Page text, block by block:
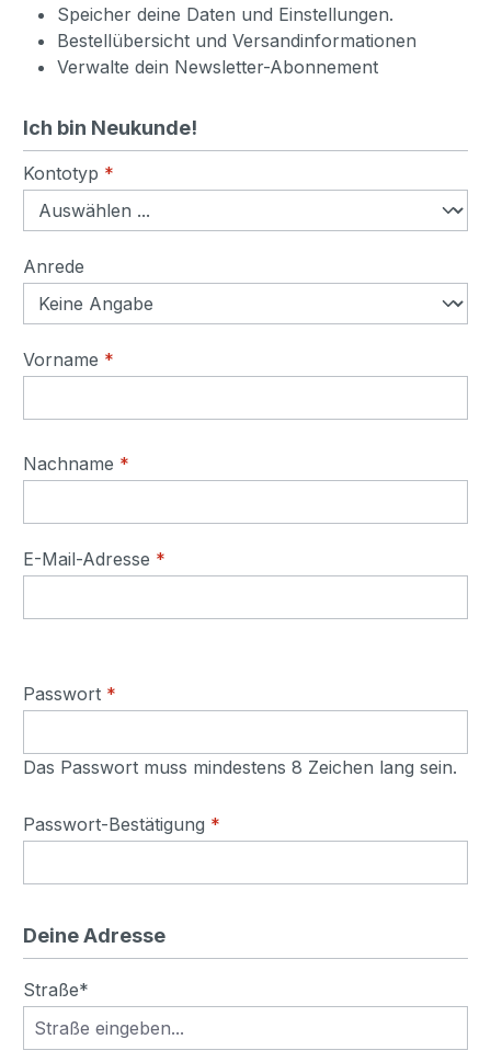
Speicher deine Daten und Einstellungen.
Bestellübersicht und Versandinformationen
Verwalte dein Newsletter-Abonnement
Ich bin Neukunde!
Persönliche Informationen
Kontotyp *
Anrede
Vorname *
Nachname *
E-Mail-Adresse *
Passwort *
Das Passwort muss mindestens 8 Zeichen lang sein.
Passwort-Bestätigung *
Deine Adresse
Straße*